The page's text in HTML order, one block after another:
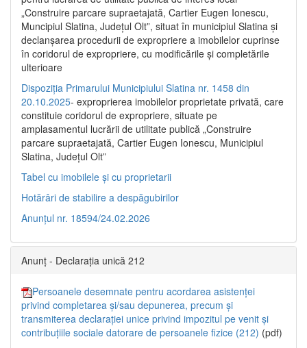
„Construire parcare supraetajată, Cartier Eugen Ionescu,
Muncipiul Slatina, Judeţul Olt”, situat în municipiul Slatina şi
declanşarea procedurii de expropriere a imobilelor cuprinse
în coridorul de expropriere, cu modificările şi completările
ulterioare
Dispoziția Primarului Municipiului Slatina nr. 1458 din
20.10.2025- exproprierea imobilelor proprietate privată, care
constituie coridorul de expropriere, situate pe
amplasamentul lucrării de utilitate publică „Construire
parcare supraetajată, Cartier Eugen Ionescu, Municipiul
Slatina, Județul Olt”
Tabel cu imobilele și cu proprietarii
Hotărâri de stabilire a despăgubirilor
Anunțul nr. 18594/24.02.2026
Anunț - Declarația unică 212
Persoanele desemnate pentru acordarea asistenței
privind completarea și/sau depunerea, precum și
transmiterea declarației unice privind impozitul pe venit și
contribuțiile sociale datorare de persoanele fizice (212) (pdf)